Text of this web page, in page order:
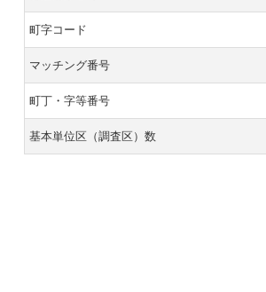
町字コード
マッチング番号
町丁・字等番号
基本単位区（調査区）数